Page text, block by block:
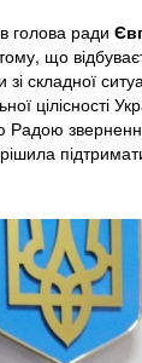
голова ради
що
складної
цілісності
Радою